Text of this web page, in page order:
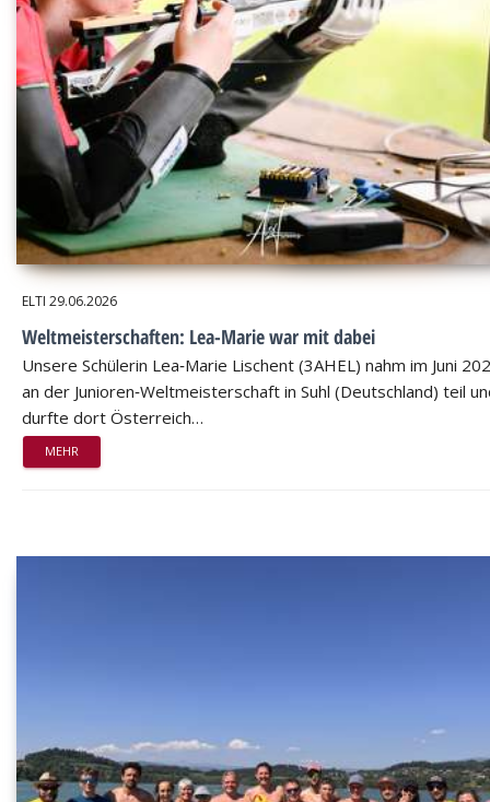
ELTI 29.06.2026
Weltmeisterschaften: Lea-Marie war mit dabei
Unsere Schülerin Lea‑Marie Lischent (3AHEL) nahm im Juni
an der Junioren‑Weltmeisterschaft in Suhl (Deutschland) teil
durfte dort Österreich…
MEHR